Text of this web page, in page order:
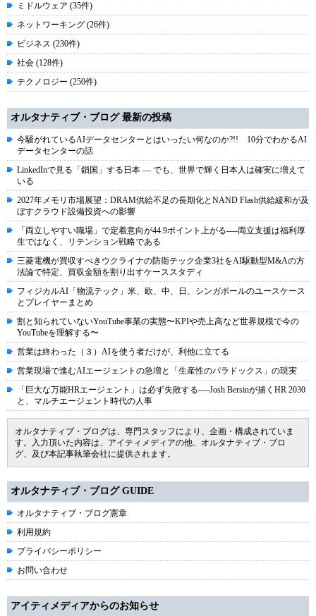
ミドルウェア (35件)
ネットワーキング (26件)
ビジネス (230件)
社会 (128件)
テクノロジー (250件)
オルタナティブ・ブログ 最新の投稿
今騒がれているAIデータセンターとはいったい何なのか?!! 10分でわかるAI
データセンターの話
LinkedInで見る「鎖国」する日本 ― でも、世界で輝く日本人は確実に増えて
いる
2027年メモリ市場展望：DRAM供給不足の長期化とNAND Flash供給緩和が及
ぼすクラウド設備投資への影響
「両立しやすい職場」で定着意向が44.9ポイント上がる----両立支援は福利厚
生ではなく、リテンション戦略である
三菱電機が買収すべきウクライナの防衛テック企業3社をAI駆動型M&Aの方
法論で特定、買収金額を割り出すケーススタディ
フィジカルAI「物流テック」米、欧、中、日、シンガポールのユースケース
とプレイヤーまとめ
割と知られていないYouTube事業の実態〜KPIや売上高など世界規模で今の
YouTubeを理解する〜
営業は終わった（３）AIを使う者だけが、利他に立てる
営業現場で進むAIエージェントの急増と「生産性のパラドックス」の現実
「巨大な万能HRエージェント」は必ず失敗する----Josh Bersinが描くHR 2030
と、マルチエージェント時代の人事
オルタナティブ・ブログは、専門スタッフにより、企画・構成されていま
す。入力頂いた内容は、アイティメディアの他、オルタナティブ・ブロ
グ、及び本記事執筆会社に提供されます。
オルタナティブ・ブログ GUIDE
オルタナティブ・ブログ憲章
利用規約
プライバシーポリシー
お問い合わせ
アイティメディアからのお知らせ